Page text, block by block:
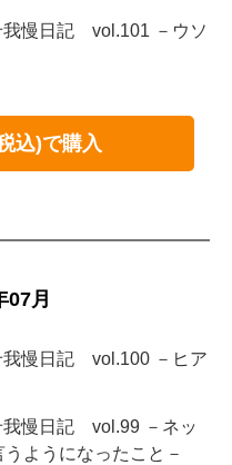
我慢日記 vol.101 －ウソ
込)で購入
07月
我慢日記 vol.100 －ヒア
我慢日記 vol.99 －ネッ
ようになったこと－